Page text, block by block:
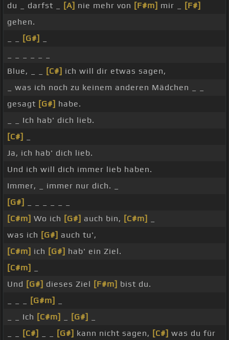
du _ darfst _
[A] nie mehr von [F#m] mir _
[F#]
gehen.
[G#]
Blue, _ _
[C#] ich will dir etwas sagen,
_ was ich noch zu keinem anderen Mädchen _ _
gesagt [G#] habe.
_ _ Ich hab' dich lieb.
[C#]
Ja, ich hab' dich lieb.
Und ich will dich immer lieb haben.
Immer, _ immer nur dich. _
[G#]
[C#m] Wo ich [G#] auch bin, [C#m]
was ich [G#] auch tu',
[C#m] ich [G#] hab' ein Ziel.
[C#m]
Und [G#] dieses Ziel [F#m] bist du.
[G#m]
_ _ Ich [C#m] [G#]
[C#] [G#] kann nicht sagen, [C#] was du für